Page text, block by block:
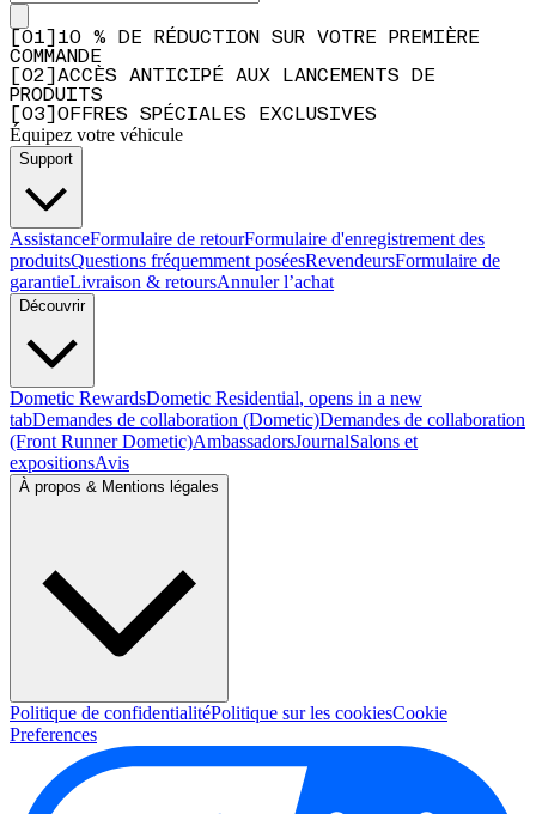
01
10 % DE RÉDUCTION SUR VOTRE PREMIÈRE
COMMANDE
02
ACCÈS ANTICIPÉ AUX LANCEMENTS DE
PRODUITS
03 OFFRES SPÉCIALES EXCLUSIVES
Équipez votre véhicule
Support
AssistanceFormulaire de retourFormulaire d'enregistrement des
produitsQuestions fréquemment poséesRevendeursFormulaire de
garantieLivraison & retoursAnnuler l’achat
Découvrir
Dometic RewardsDometic Residential, opens in a new
tabDemandes de collaboration (Dometic)Demandes de collaboration
(Front Runner Dometic)AmbassadorsJournalSalons et
expositionsAvis
À propos & Mentions légales
Politique de confidentialitéPolitique sur les cookiesCookie
Preferences